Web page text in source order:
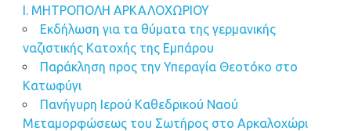
Ι. ΜΗΤΡΟΠΟΛΗ ΑΡΚΑΛΟΧΩΡΙΟΥ
Εκδήλωση για τα θύματα της γερμανικής
ναζιστικής Κατοχής της Εμπάρου
Παράκληση προς την Υπεραγία Θεοτόκο στο
Κατωφύγι
Πανήγυρη Ιερού Καθεδρικού Ναού
Μεταμορφώσεως του Σωτήρος στο Αρκαλοχώρι